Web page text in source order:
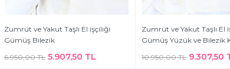
Zumrüt ve Yakut Taşlı El işçiliği
Gümüş Bilezik
6.950,00 TL 5.907,50 TL
Zumrüt ve Yakut Taşlı El
Gümüş Yüzük ve Bilezik
10.950,00 TL 9.307,50